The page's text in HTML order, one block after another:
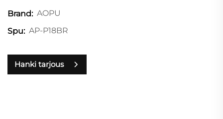
Brand: AOPU
Spu: AP-P18BR
Hanki tarjous